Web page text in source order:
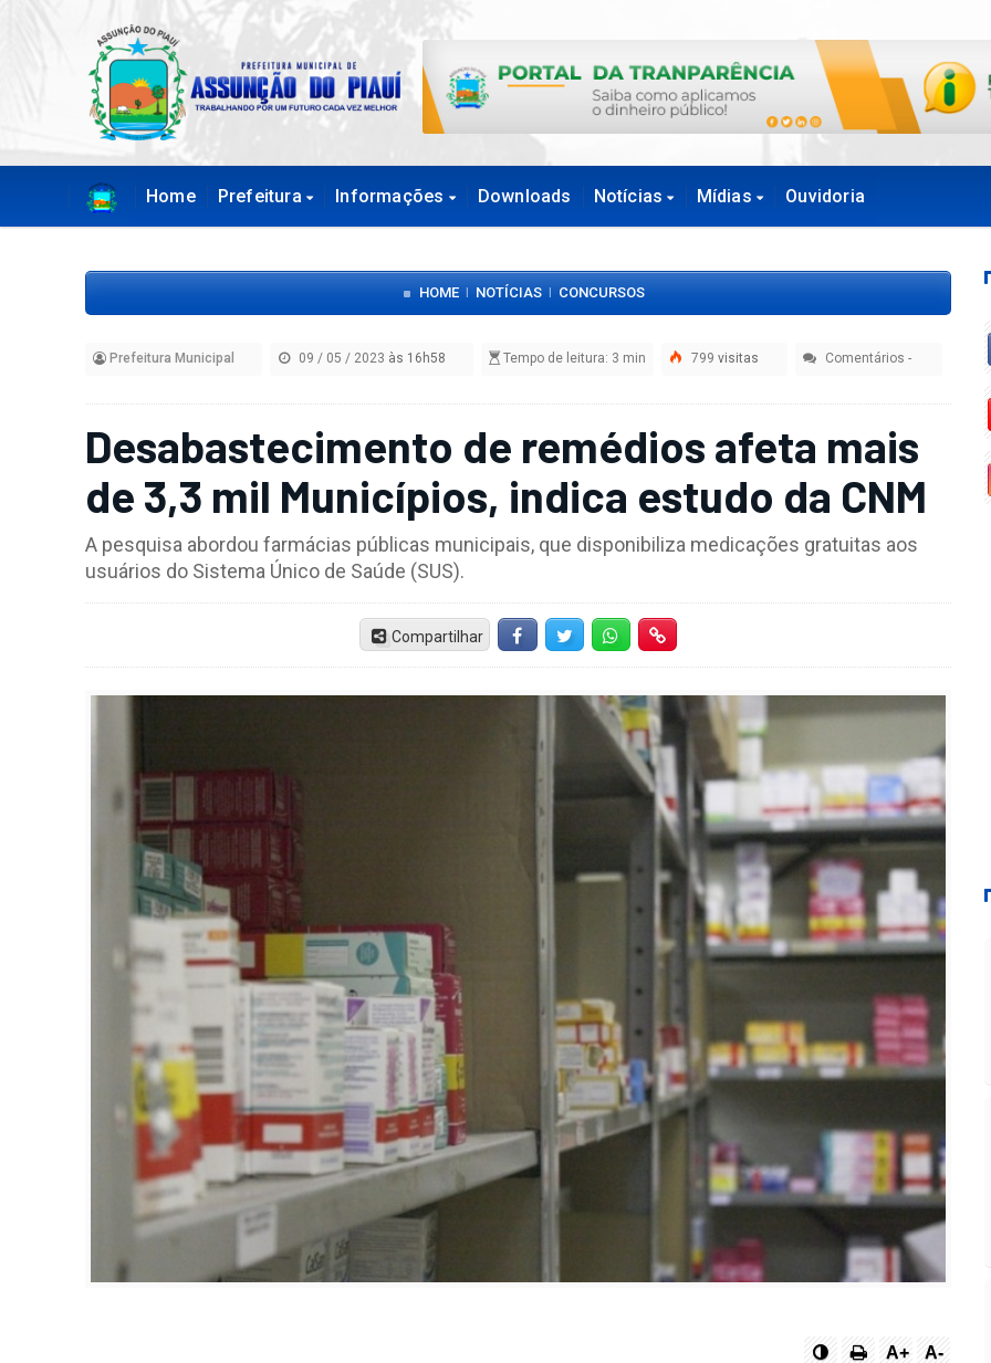
Home Prefeitura Informações Downloads Notícias Mídias Ouvidoria
HOME| NOTÍCIAS| CONCURSOS
Prefeitura Municipal 09 / 05 / 2023 às 16h58 Tempo de leitura: 3 min 799visitas Comentários -
Desabastecimento de remédios afeta mais
de 3,3 mil Municípios, indica estudo da CNM
A pesquisa abordou farmácias públicas municipais, que disponibiliza medicações gratuitas aos
usuários do Sistema Único de Saúde (SUS).
Compartilhar FacebookTwitter Whatsapp
A+ A-